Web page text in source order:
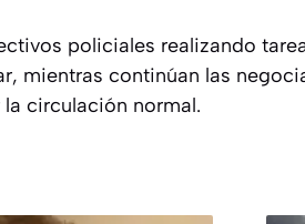
policiales realizando
mientras continúan las
circulación normal.